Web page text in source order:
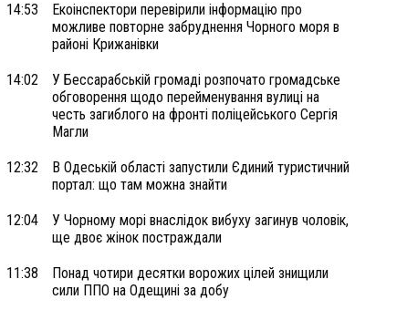
14:53
Екоінспектори перевірили інформацію про
можливе повторне забруднення Чорного моря в
районі Крижанівки
14:02
У Бессарабській громаді розпочато громадське
обговорення щодо перейменування вулиці на
честь загиблого на фронті поліцейського Сергія
Магли
12:32
В Одеській області запустили Єдиний туристичний
портал: що там можна знайти
12:04
У Чорному морі внаслідок вибуху загинув чоловік,
ще двоє жінок постраждали
11:38
Понад чотири десятки ворожих цілей знищили
сили ППО на Одещині за добу